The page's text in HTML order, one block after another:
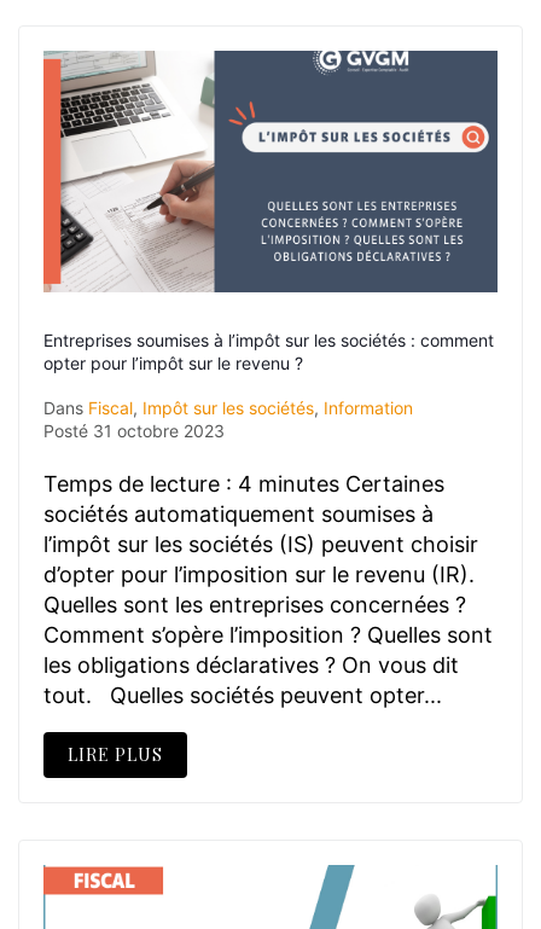
Entreprises soumises à l’impôt sur les sociétés : comment
opter pour l’impôt sur le revenu ?
Dans Fiscal, Impôt sur les sociétés, Information
Posté 31 octobre 2023
Temps de lecture : 4 minutes Certaines
sociétés automatiquement soumises à
l’impôt sur les sociétés (IS) peuvent choisir
d’opter pour l’imposition sur le revenu (IR).
Quelles sont les entreprises concernées ?
Comment s’opère l’imposition ? Quelles sont
les obligations déclaratives ? On vous dit
tout. Quelles sociétés peuvent opter...
LIRE PLUS